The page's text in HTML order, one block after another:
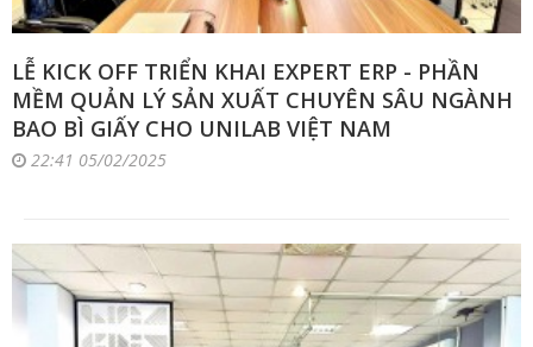
LỄ KICK OFF TRIỂN KHAI EXPERT ERP - PHẦN
MỀM QUẢN LÝ SẢN XUẤT CHUYÊN SÂU NGÀNH
BAO BÌ GIẤY CHO UNILAB VIỆT NAM
22:41 05/02/2025